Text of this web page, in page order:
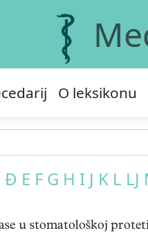
O leksikonu
Đ E F G H I J K L LJ
u stomatološkoj